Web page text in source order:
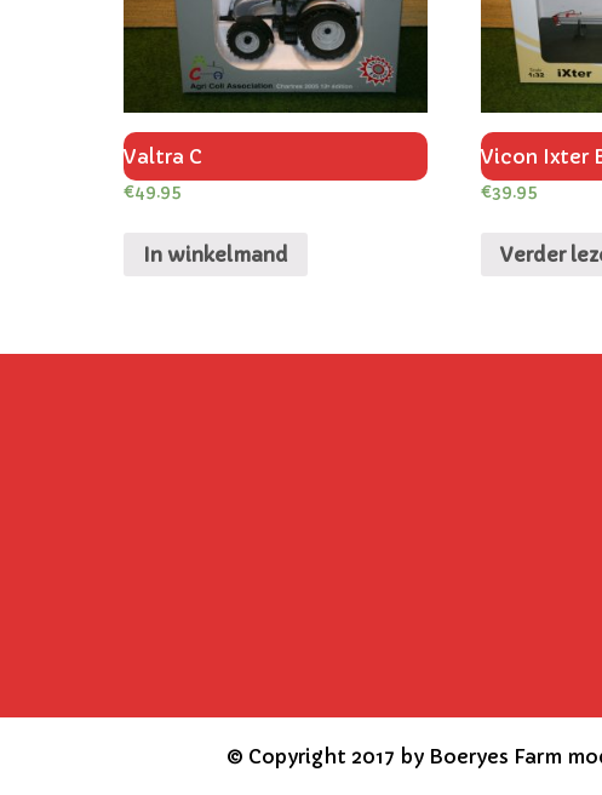
Valtra C
€49.95
In winkelmand
Vicon Ixter
€39.95
Verder
© Copyright 2017 by Boeryes Farm